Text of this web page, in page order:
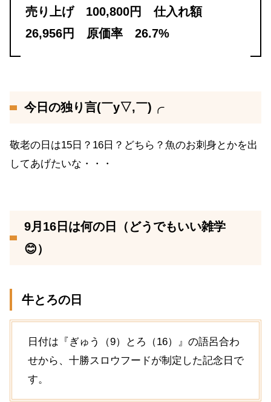
売り上げ 100,800円 仕入れ額
26,956円 原価率 26.7%
今日の独り言(￣y▽,￣)╭
敬老の日は15日？16日？どちら？魚のお刺身とかを出
してあげたいな・・・
9月16日は何の日（どうでもいい雑学
😊）
牛とろの日
日付は『ぎゅう（9）とろ（16）』の語呂合わ
せから、十勝スロウフードが制定した記念日で
す。